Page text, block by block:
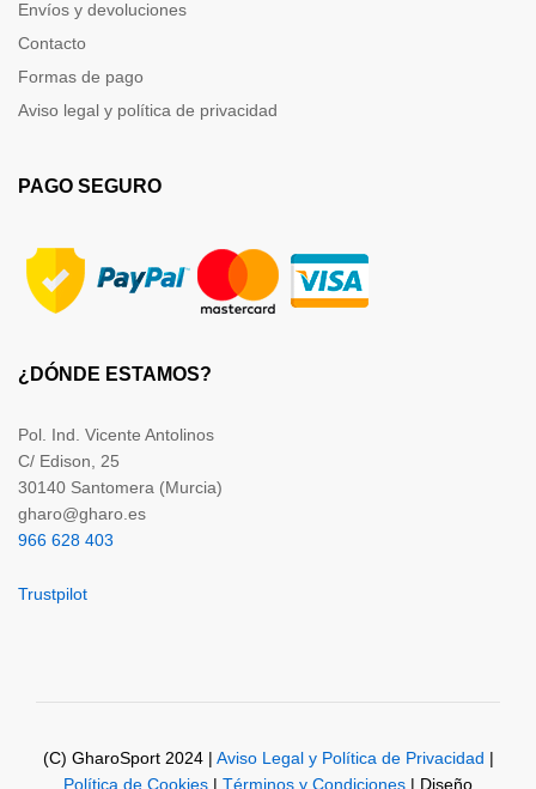
Envíos y devoluciones
Contacto
Formas de pago
Aviso legal y política de privacidad
PAGO SEGURO
¿DÓNDE ESTAMOS?
Pol. Ind. Vicente Antolinos
C/ Edison, 25
30140 Santomera (Murcia)
gharo@gharo.es
966 628 403
Trustpilot
(C) GharoSport 2024 | Aviso Legal y Política de Privacidad |
Política de Cookies | Términos y Condiciones | Diseño